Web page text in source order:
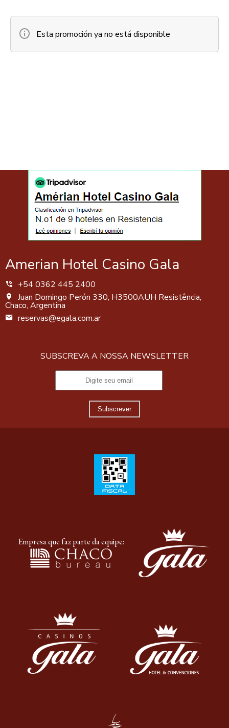
Esta promoción ya no está disponible
Amerian Hotel Casino Gala
+54 0362 445 2400
Juan Domingo Perón 330, H3500AUH Resistência,
Chaco, Argentina
reservas@egala.com.ar
SUBSCREVA A NOSSA NEWSLETTER
Subscrever
Empresa que faz parte da equipe: